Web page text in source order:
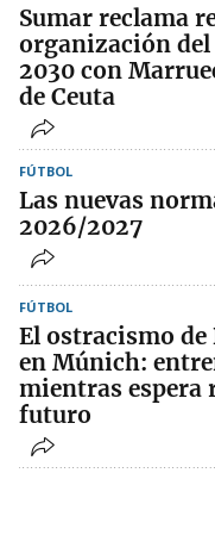
Sumar reclama
organización
2030 con
de Ceuta
FÚTBOL
Las nuevas
2026/2027
FÚTBOL
El ostracismo de
en Múnich:
mientras espera
futuro